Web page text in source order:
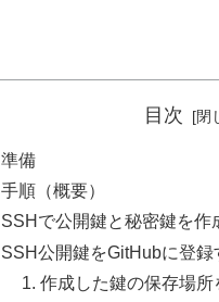
目次
準備
手順（概要）
SSHで公開鍵と秘密鍵を作
SSH公開鍵をGitHubに登録
作成した鍵の保存場所